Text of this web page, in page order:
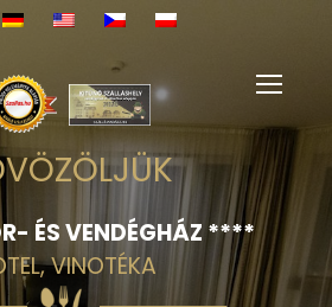
ÉS VENDÉGHÁZ ****
VINOTÉKA